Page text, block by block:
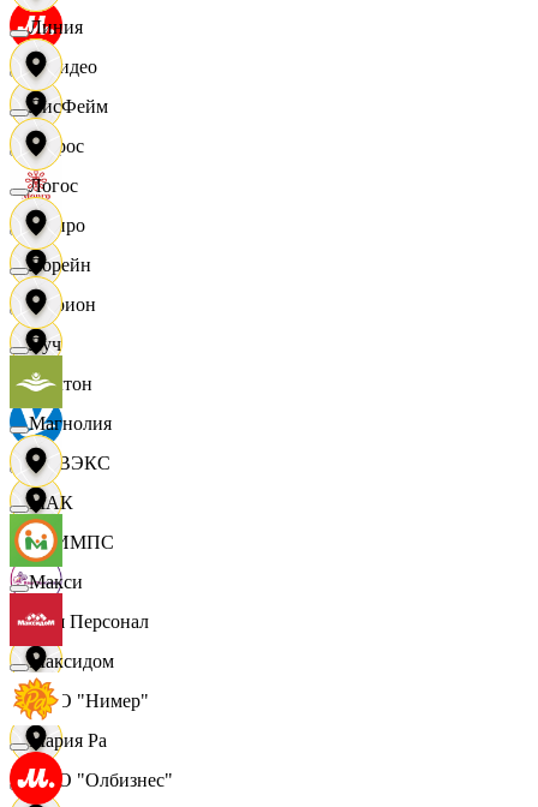
МВидео
Мирос
Монро
Морион
Мултон
НОВЭКС
ОЛИМПС
Ваш Персонал
ООО "Нимер"
ООО "Олбизнес"
Линия
ЛисФейм
Логос
Лорейн
Луч
Магнолия
МАК
Макси
Максидом
Мария Ра